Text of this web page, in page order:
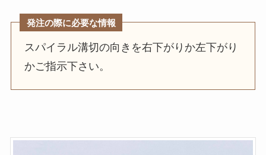
発注の際に必要な情報
スパイラル溝切の向きを右下がりか左下がり
かご指示下さい。